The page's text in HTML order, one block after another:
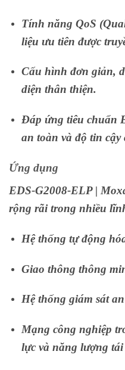
Tính năng QoS
liệu ưu tiên được
Cấu hình đơn giản,
diện thân thiện.
Đáp ứng tiêu chuẩn
an toàn và độ tin cậy
Ứng dụng
EDS-G2008-ELP |
rộng rãi trong nhiều
Hệ thống tự động
Giao thông thông
Hệ thống giám sát
Mạng công nghiệp
lực và năng lượng tái